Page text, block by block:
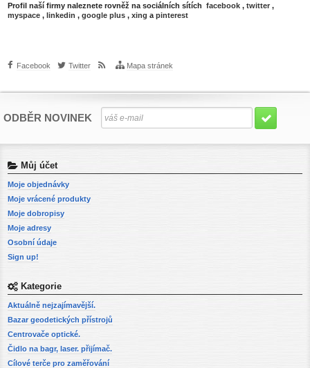
Profil naší firmy naleznete rovněž na sociálních sítích facebook, twitter,
myspace, linkedin , google plus , xing a pinterest
Facebook Twitter Mapa stránek
ODBĚR NOVINEK
Můj účet
Moje objednávky
Moje vrácené produkty
Moje dobropisy
Moje adresy
Osobní údaje
Sign up!
Kategorie
Aktuálně nejzajímavější.
Bazar geodetických přístrojů
Centrovače optické.
Čidlo na bagr, laser. přijímač.
Cílové terče pro zaměřování